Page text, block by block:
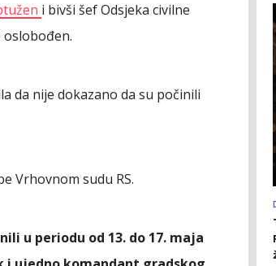
i bivši šef Odsjeka civilne
da nije dokazano da su počinili
Vrhovnom sudu RS.
u periodu od 13. do 17. maja